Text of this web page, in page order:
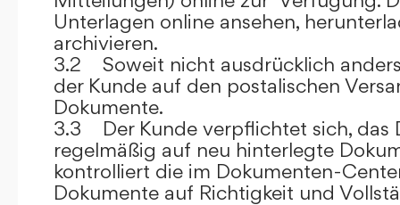
Unterlagen online ansehen,
archivieren.
3.2 Soweit nicht ausdrücklich
der Kunde auf den postalischen
Dokumente.
3.3 Der Kunde verpflichtet sich, das
regelmäßig auf neu hinterlegte
kontrolliert die im Dokumenten-
Dokumente auf Richtigkeit und